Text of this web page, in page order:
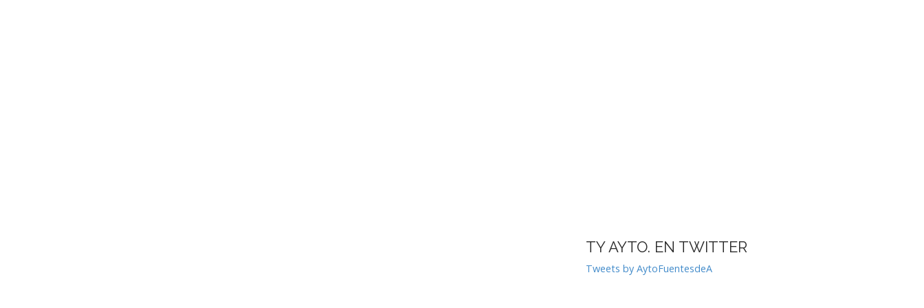
TY AYTO. EN TWITTER
Tweets by AytoFuentesdeA